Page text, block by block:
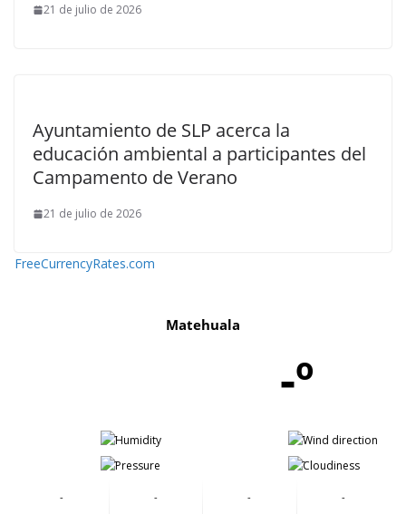
21 de julio de 2026
Ayuntamiento de SLP acerca la
educación ambiental a participantes del
Campamento de Verano
21 de julio de 2026
FreeCurrencyRates.com
Matehuala
-º
-
-
-
-
-
-
-
-